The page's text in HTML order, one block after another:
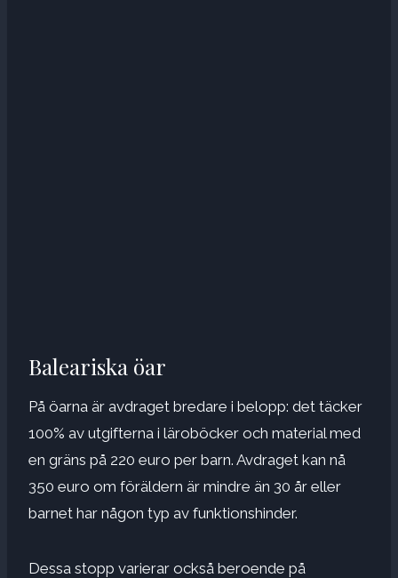
Baleariska öar
På öarna är avdraget bredare i belopp: det täcker
100% av utgifterna i läroböcker och material med
en gräns på 220 euro per barn. Avdraget kan nå
350 euro om föräldern är mindre än 30 år eller
barnet har någon typ av funktionshinder.
Dessa stopp varierar också beroende på